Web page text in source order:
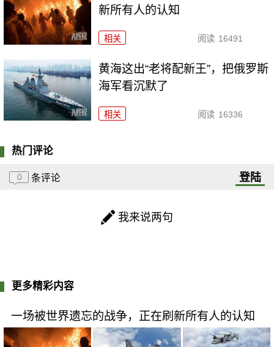
新所有人的认知
相关 阅读 16491
黄海这出“老将配新王”，把俄罗斯
海军看沉默了
相关 阅读 16336
热门评论
0 条评论 登陆
我来说两句
更多精彩内容
一场被世界遗忘的战争，正在刷新所有人的认知